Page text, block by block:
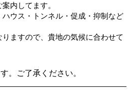
内してます。
ウス・トンネル・促成・抑制など
ますので、貴地の気候に合わせて
。ご了承ください。